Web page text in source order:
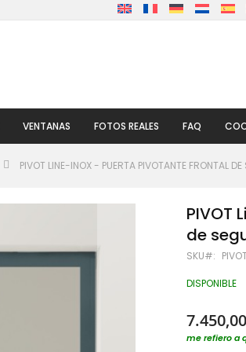
VENTANAS FOTOS REALES FAQ
PIVOT LINE-INOX - PUERTA PIVOTANTE FRONTAL
PIVOT
de
SKU
DISPONIBLE
me refiero a